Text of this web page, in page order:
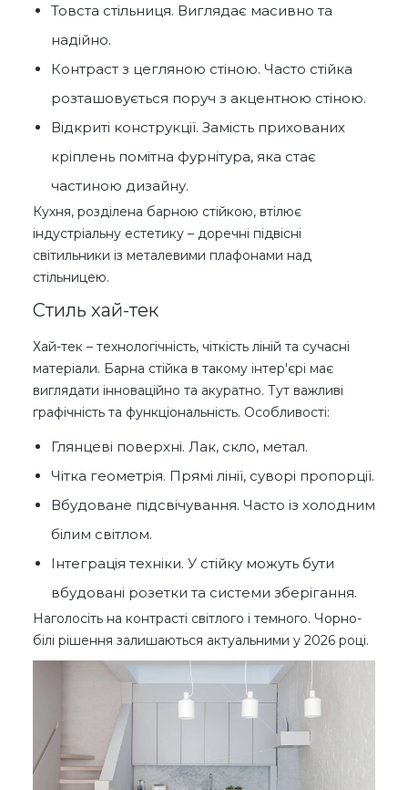
Товста стільниця. Виглядає масивно та
надійно.
Контраст з цегляною стіною. Часто стійка
розташовується поруч з акцентною стіною.
Відкриті конструкції. Замість прихованих
кріплень помітна фурнітура, яка стає
частиною дизайну.
Кухня, розділена барною стійкою, втілює
індустріальну естетику – доречні підвісні
світильники із металевими плафонами над
стільницею.
Стиль хай-тек
Хай-тек – технологічність, чіткість ліній та сучасні
матеріали. Барна стійка в такому інтер'єрі має
виглядати інноваційно та акуратно. Тут важливі
графічність та функціональність. Особливості:
Глянцеві поверхні. Лак, скло, метал.
Чітка геометрія. Прямі лінії, суворі пропорції.
Вбудоване підсвічування. Часто із холодним
білим світлом.
Інтеграція техніки. У стійку можуть бути
вбудовані розетки та системи зберігання.
Наголосіть на контрасті світлого і темного. Чорно-
білі рішення залишаються актуальними у 2026 році.